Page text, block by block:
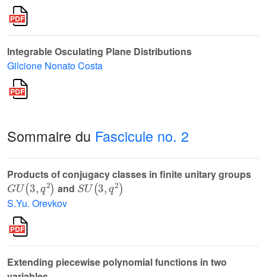
Integrable Osculating Plane Distributions
Gilcione Nonato Costa
Sommaire du Fascicule no. 2
Products of conjugacy classes in finite unitary groups
GU(3,q2)
and
SU(3,q2)
S.Yu. Orevkov
Extending piecewise polynomial functions in two